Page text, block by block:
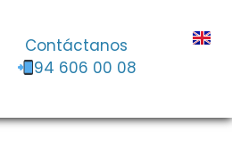
Contáctanos
94 606 00 08